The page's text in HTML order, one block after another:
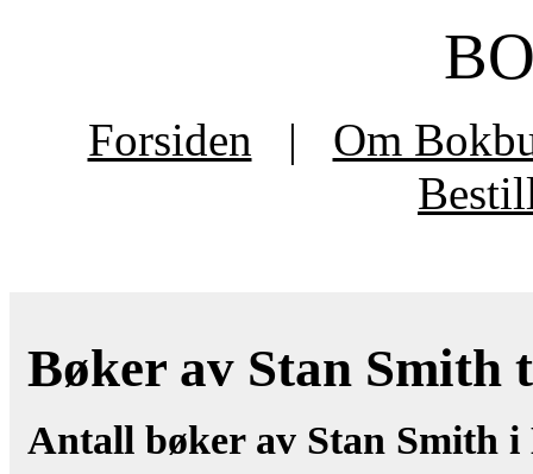
Forsiden |
Om
Bøker av Stan Smith
Antall bøker av Stan Smith i